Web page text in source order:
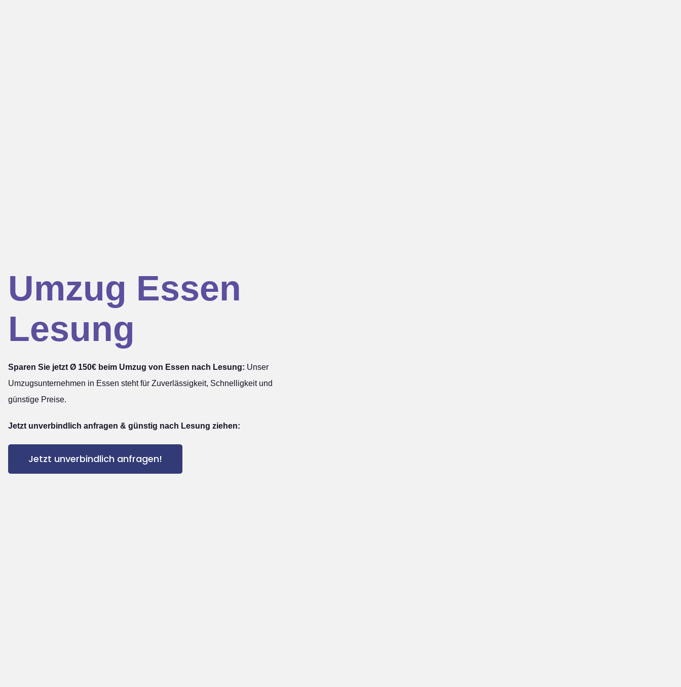
Umzug Essen
Lesung
Sparen Sie jetzt Ø 150€ beim Umzug von Essen nach Lesung: Unser
Umzugsunternehmen in Essen steht für Zuverlässigkeit, Schnelligkeit und
günstige Preise.
Jetzt unverbindlich anfragen & günstig nach Lesung ziehen:
Jetzt unverbindlich anfragen!